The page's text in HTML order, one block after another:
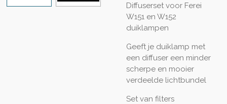
Diffuserset voor Ferei
W151 en W152
duiklampen
Geeft je duiklamp met
een diffuser een minder
scherpe en mooier
verdeelde lichtbundel
Set van filters